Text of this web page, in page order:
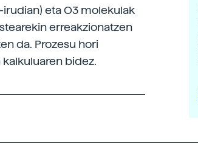
eta O3 molekulak
erreakzionatzen
da. Prozesu hori
bidez.